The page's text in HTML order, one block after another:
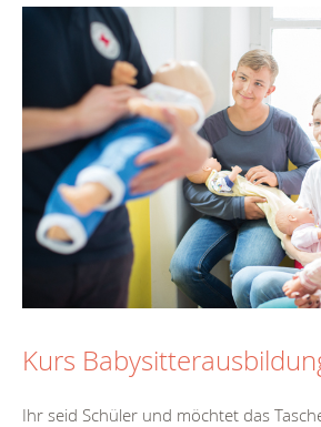
Kurs
Ihr seid Schüler und möchtet das